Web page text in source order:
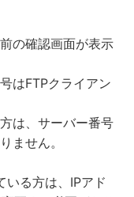
の確認画面が表示
はFTPクライアン
は、サーバー番号
ません。
いる方は、IPアド